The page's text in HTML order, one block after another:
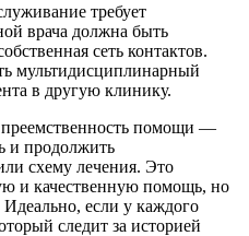
требует
врача должна быть
сеть контактов.
мультидисциплинарный
в другую клинику.
помощи —
и продолжить
схему лечения. Это
и качественную помощь, но
Идеально, если у каждого
следит за историей